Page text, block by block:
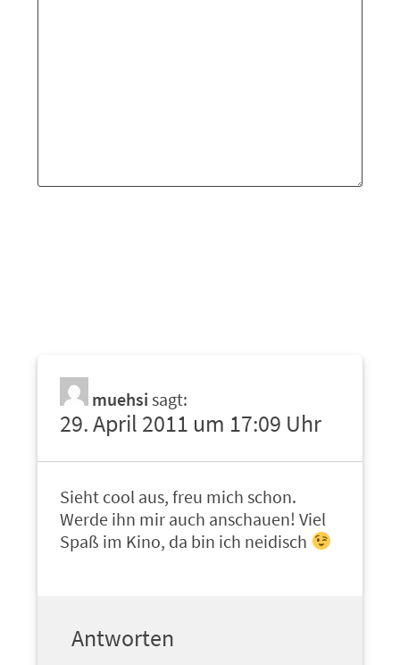
muehsi sagt:
29. April 2011 um 17:09 Uhr
Sieht cool aus, freu mich schon.
Werde ihn mir auch anschauen! Viel
Spaß im Kino, da bin ich neidisch
Antworten